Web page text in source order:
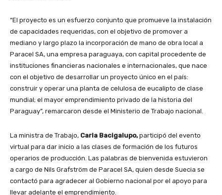
“El proyecto es un esfuerzo conjunto que promueve la instalación
de capacidades requeridas, con el objetivo de promover a
mediano y largo plazo la incorporación de mano de obra local a
Paracel SA, una empresa paraguaya, con capital procedente de
instituciones financieras nacionales e internacionales, que nace
con el objetivo de desarrollar un proyecto único en el país:
construir y operar una planta de celulosa de eucalipto de clase
mundial; el mayor emprendimiento privado de la historia del
Paraguay”, remarcaron desde el Ministerio de Trabajo nacional.
La ministra de Trabajo, Carla Bacigalupo,participó del evento
virtual para dar inicio a las clases de formación de los futuros
operarios de producción. Las palabras de bienvenida estuvieron
a cargo de Nils Grafström de Paracel SA, quien desde Suecia se
contactó para agradecer al Gobierno nacional por el apoyo para
llevar adelante el emprendimiento.